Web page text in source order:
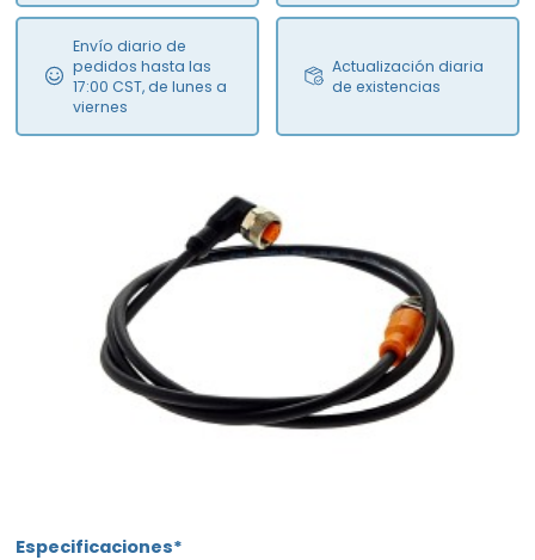
Envío diario de
pedidos hasta las
17:00 CST, de lunes a
viernes
Actualización diaria
de existencias
Especificaciones*